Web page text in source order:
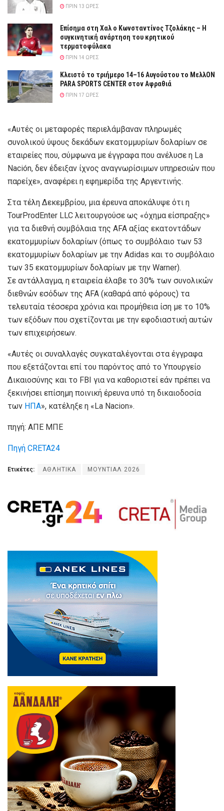
ΠΡΙΝ 13 ΏΡΕΣ
Επίσημα στη Χαλ ο Κωνσταντίνος Τζολάκης – Η
συγκινητική ανάρτηση του κρητικού
τερματοφύλακα
ΠΡΙΝ 14 ΏΡΕΣ
Κλειστό το τριήμερο 14–16 Αυγούστου το ΜελλΟΝ
PARA SPORTS CENTER στον Αφραθιά
ΠΡΙΝ 17 ΏΡΕΣ
«Αυτές οι μεταφορές περιελάμβαναν πληρωμές
συνολικού ύψους δεκάδων εκατομμυρίων δολαρίων σε
εταιρείες που, σύμφωνα με έγγραφα που ανέλυσε η La
Nación, δεν έδειξαν ίχνος αναγνωρίσιμων υπηρεσιών που
παρείχε», αναφέρει η εφημερίδα της Αργεντινής.
Στα τέλη Δεκεμβρίου, μια έρευνα αποκάλυψε ότι η
TourProdEnter LLC λειτουργούσε ως «όχημα είσπραξης»
για τα διεθνή συμβόλαια της AFA αξίας εκατοντάδων
εκατομμυρίων δολαρίων (όπως το συμβόλαιο των 53
εκατομμυρίων δολαρίων με την Adidas και το συμβόλαιο
των 35 εκατομμυρίων δολαρίων με την Warner).
Σε αντάλλαγμα, η εταιρεία έλαβε το 30% των συνολικών
διεθνών εσόδων της AFA (καθαρά από φόρους) τα
τελευταία τέσσερα χρόνια και προμήθεια ίση με το 10%
των εξόδων που σχετίζονται με την εφοδιαστική αυτών
των επιχειρήσεων.
«Αυτές οι συναλλαγές συγκαταλέγονται στα έγγραφα
που εξετάζονται επί του παρόντος από το Υπουργείο
Δικαιοσύνης και το FBI για να καθοριστεί εάν πρέπει να
ξεκινήσει επίσημη ποινική έρευνα υπό τη δικαιοδοσία
των ΗΠΑ», κατέληξε η «La Nacion».
πηγή: ΑΠΕ ΜΠΕ
Πηγή CRETA24
Ετικέτες: ΑΘΛΗΤΙΚΑ ΜΟΥΝΤΙΑΛ 2026